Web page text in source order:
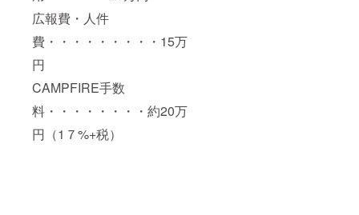
広報費・人件
費・・・・・・・・・15万
円
CAMPFIRE手数
料・・・・・・・・約20万
円（1７%+税）